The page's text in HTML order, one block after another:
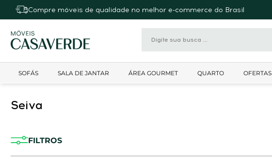
Compre móveis de qualidade no melhor e-commerce do Brasil
SOFÁS SALA DE JANTAR ÁREA GOURMET QUARTO OFERTAS
Seiva
FILTROS